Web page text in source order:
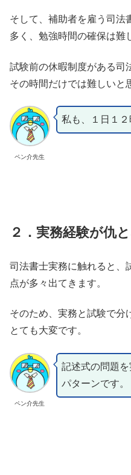
そして、補助者を雇う司法
多く、勉強時間の確保は難
試験前の休暇制度がある司
その時間だけでは難しいと
ペン介先生
私も、１日１
２．実務経験が仇
司法書士実務に触れると、
点が多々出てきます。
そのため、実務と試験で分
とても大変です。
ペン介先生
記述式の問題
パターンです。